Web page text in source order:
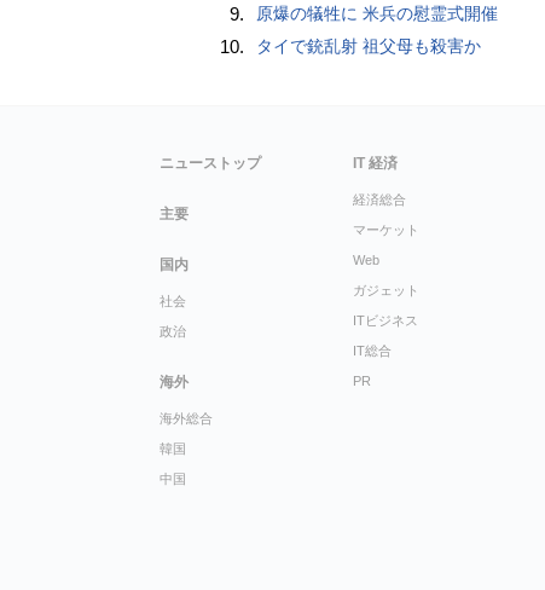
9. 原爆の犠牲に 米兵の慰霊式開催
10. タイで銃乱射 祖父母も殺害か
ニューストップ
主要
国内
社会
政治
海外
海外総合
韓国
中国
IT 経済
経済総合
マーケット
Web
ガジェット
ITビジネス
IT総合
PR